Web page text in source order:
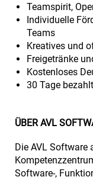
Teamspirit,
Individuelle
Teams
Kreatives und
Freigetränke
Kostenloses
30 Tage
ÜBER AVL
Die AVL Software
Software-,